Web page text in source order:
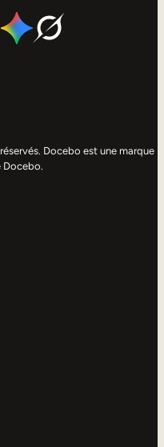
Docebo est une marque
Docebo.